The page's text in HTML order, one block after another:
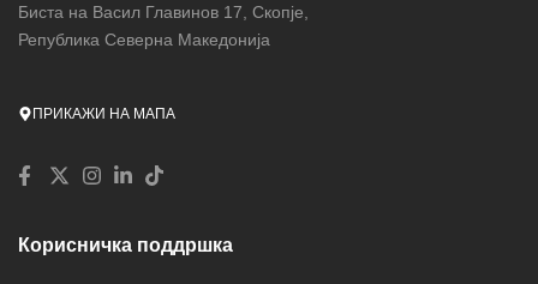
Биста на Васил Главинов 17, Скопје,
Република Северна Македонија
ПРИКАЖИ НА МАПА
Корисничка поддршка